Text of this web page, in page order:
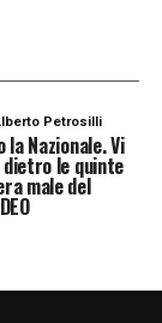
Petrosilli
Nazionale. Vi
dietro le quinte
male del